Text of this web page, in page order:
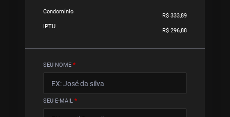
Condomínio
R$ 333,89
IPTU
R$ 296,88
SEU NOME *
SEU E-MAIL *